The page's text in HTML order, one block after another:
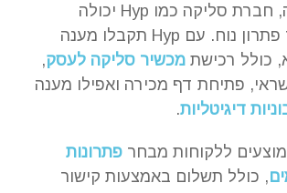
גם בהקשר הזה, חברת סליקה כמו Hyp יכולה
להתגלות בתור פתרון נוח. עם Hyp תקבלו מענה
כולל רכישת מכשיר סליקה לעסק,
פתיחת דף מכירה ואפילו מענה
דיגיטליות.
פתרונות
, כולל תשלום באמצעות קישור